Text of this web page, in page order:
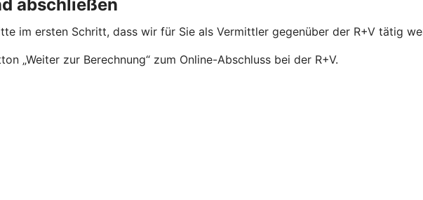
abschließen
im ersten Schritt, dass wir für Sie als Vermittler gegenüber der R+V tätig
„Weiter zur Berechnung“ zum Online-Abschluss bei der R+V.